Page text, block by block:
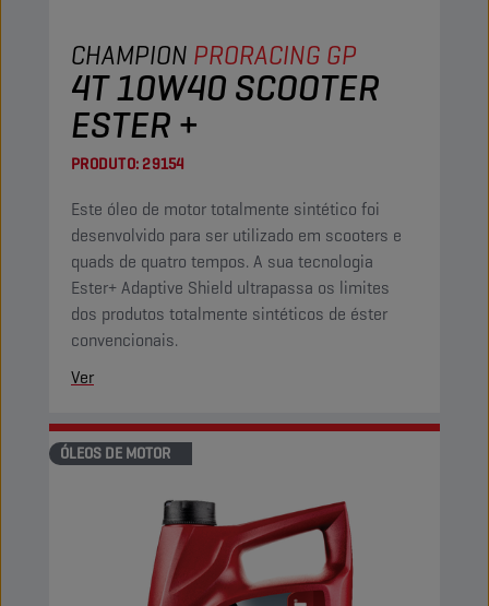
CHAMPION PRORACING GP
4T 10W40 SCOOTER
ESTER +
PRODUTO:29154
Este óleo de motor totalmente sintético foi
desenvolvido para ser utilizado em scooters e
quads de quatro tempos. A sua tecnologia
Ester+ Adaptive Shield ultrapassa os limites
dos produtos totalmente sintéticos de éster
convencionais.
Ver
ÓLEOS DE MOTOR